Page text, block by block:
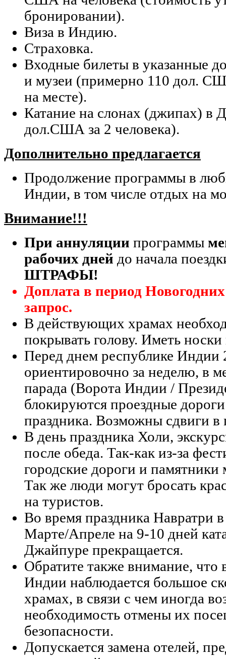
бронировании).
Виза в Индию.
Страховка.
Входные билеты в указанные
и музеи (примерно 110 дол.
на месте).
Катание на слонах (джипах) в
дол.США за 2 человека).
Дополнительно предлагается
Продолжение программы в
Индии, в том числе отдых на
Внимание!!!
При аннуляции программы
рабочих дней до начала
ШТРАФЫ!
Доплата в период
запрос.
В действующих храмах
покрывать голову. Иметь носки
Перед днем республике Индии
ориентировочно за неделю, в
парада (Ворота Индии /
блокируются проездные
праздника. Возможны сдвиги в
В день праздника Холи,
после обеда. Так-как из-за
городские дороги и памятники
Так же люди могут бросать
на туристов.
Во время праздника Навратри
Марте/Апреле на 9-10 дней
Джайпуре прекращается.
Обратите также внимание, что
Индии наблюдается большое
храмах, в связи с чем иногда
необходимость отмены их
безопасности.
Допускается замена отелей,